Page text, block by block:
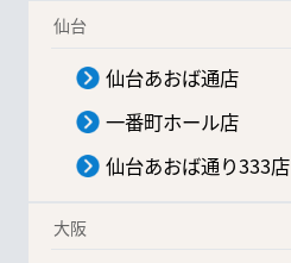
仙台
仙台あおば通店
一番町ホール店
仙台あおば通り333店
大阪